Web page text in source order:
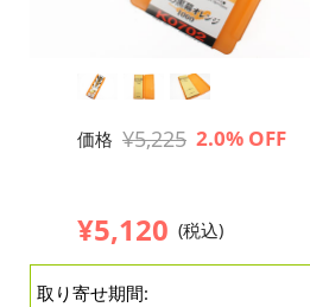
価格 ¥5,225 2.0% OFF
¥5,120 (税込)
取り寄せ期間: